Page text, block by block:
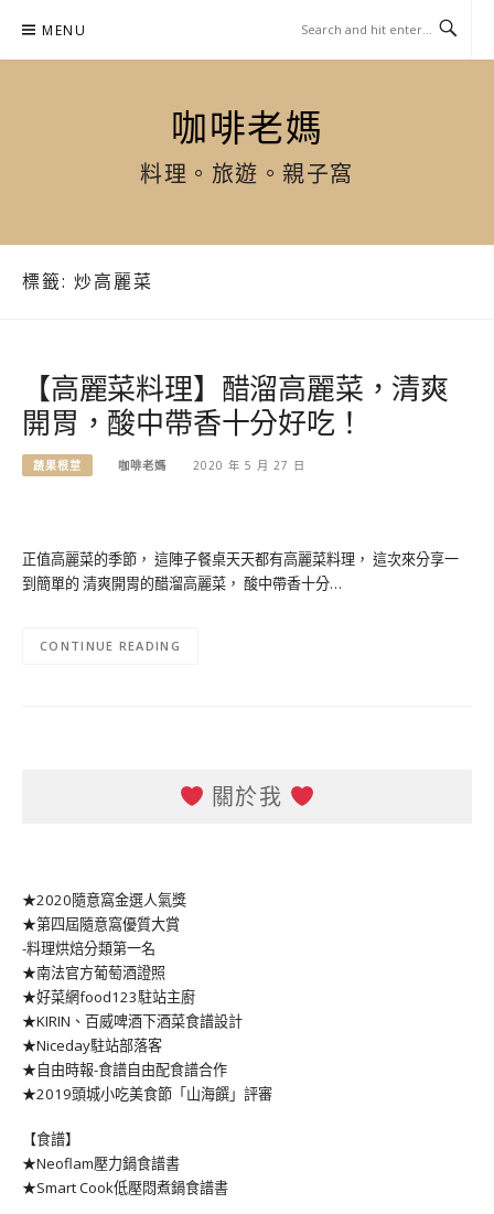
content
MENU
咖啡老媽
料理。旅遊。親子窩
標籤: 炒高麗菜
【高麗菜料理】醋溜高麗菜，清爽
開胃，酸中帶香十分好吃！
蔬果根莖 咖啡老媽 2020 年 5 月 27 日
正值高麗菜的季節， 這陣子餐桌天天都有高麗菜料理， 這次來分享一
到簡單的 清爽開胃的醋溜高麗菜， 酸中帶香十分…
CONTINUE READING
關於我
★2020隨意窩金選人氣獎
★第四屆隨意窩優質大賞
-料理烘焙分類第一名
★南法官方葡萄酒證照
★好菜網food123駐站主廚
★KIRIN、百威啤酒下酒菜食譜設計
★Niceday駐站部落客
★自由時報-食譜自由配食譜合作
★2019頭城小吃美食節「山海饌」評審
【食譜】
★Neoflam壓力鍋食譜書
★Smart Cook低壓悶煮鍋食譜書